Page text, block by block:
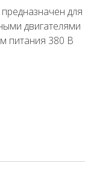
для
двигателями
питания 380 В